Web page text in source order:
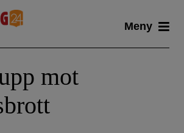
Meny
mot